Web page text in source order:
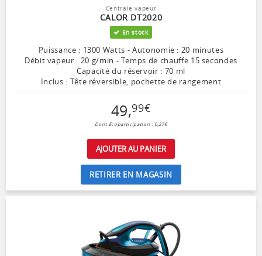
Centrale vapeur
CALOR DT2020
En stock
Puissance : 1300 Watts - Autonomie : 20 minutes
Débit vapeur : 20 g/min - Temps de chauffe 15 secondes
Capacité du réservoir : 70 ml
Inclus : Tête réversible, pochette de rangement
49,99€
Dont Ecoparticipation : 0,27€
AJOUTER AU PANIER
RETIRER EN MAGASIN